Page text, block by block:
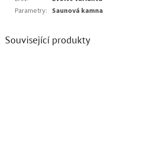
Parametry: Saunová kamna
Související produkty